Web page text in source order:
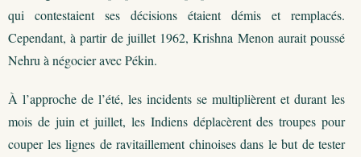
qui contestaient ses décisions étaient démis et remplacés.
Cependant, à partir de juillet 1962, Krishna Menon aurait poussé
Nehru à négocier avec Pékin.
À l’approche de l’été, les incidents se multiplièrent et durant les
mois de juin et juillet, les Indiens déplacèrent des troupes pour
couper les lignes de ravitaillement chinoises dans le but de tester